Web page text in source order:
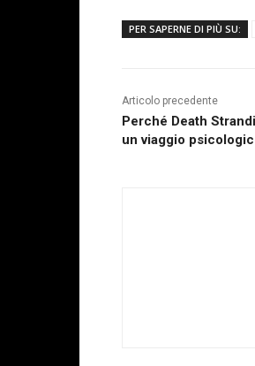
PER SAPERNE DI PIÙ SU:
Articolo precedente
Perché Death
un viaggio